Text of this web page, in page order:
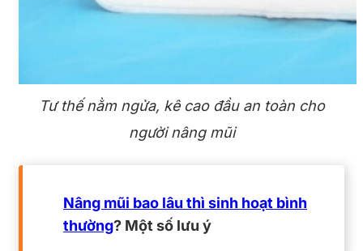
Tư thế nằm ngửa, kê cao đầu an toàn cho
người nâng mũi
Nâng mũi bao lâu thì sinh hoạt bình
thường? Một số lưu ý